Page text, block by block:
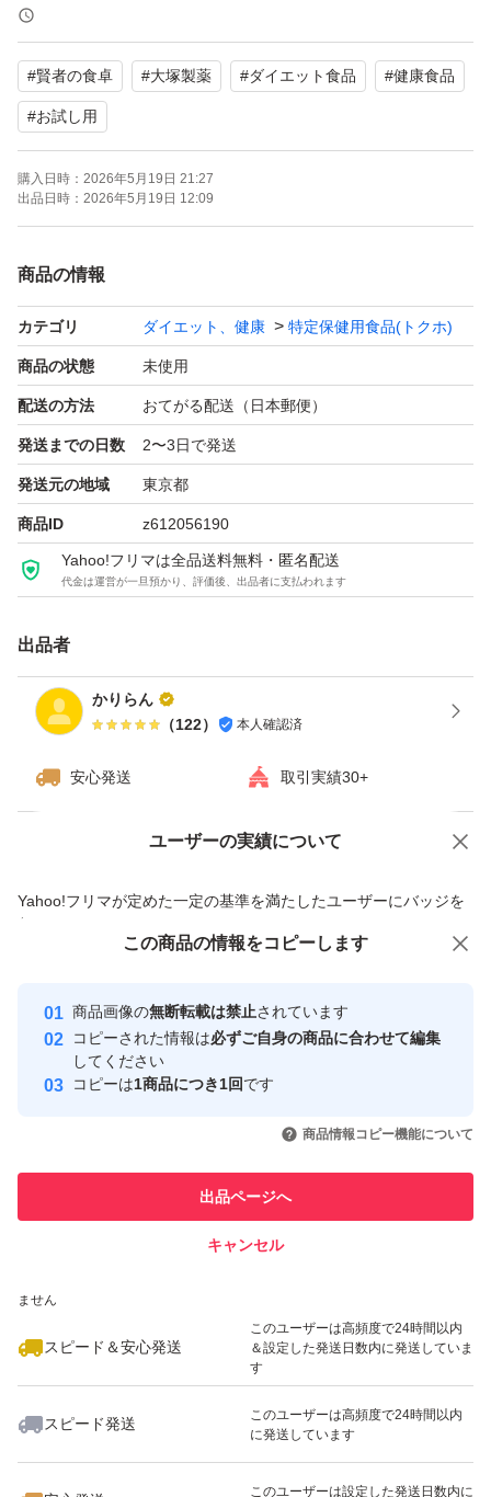
発送は、箱無しでパックして
郵便 ゆうパケットポストにて、発送いたします。
ご理解の上ご購入をお願い致します。
#賢者の食卓 #大塚製薬 #ダイエット食品 #健康食品
#お試し用
購入日時： 2026年5月19日 21:27
出品日時： 2026年5月19日 12:09
商品の情報
カテゴリ ダイエット、健康 特定保健用食品(トクホ)
商品の状態 未使用
配送の方法 おてがる配送（日本郵便）
発送までの日数 2〜3日で発送
発送元の地域 東京都
商品ID z612056190
Yahoo!フリマは全品送料無料・匿名配送
代金は運営が一旦預かり、評価後、出品者に支払われます
出品者
かりらん
（122） 本人確認済
安心発送 取引実績30+
ユーザーの実績について
Yahoo!フリマが定めた一定の基準を満たしたユーザーにバッジを
付与しています
安心取引出品者
心・安全なユーザーです
取引実績
引を完了させた実績があります
での取引実績があります
ません
スピード＆安心発送
このユーザーは高頻度で24時間以内
＆設定した発送日数内に発送していま
す
スピード発送
このユーザーは高頻度で24時間以内
に発送しています
このユーザーは設定した発送日数内に
価格の相談 商品への質問
この商品の情報をコピーします
商品画像の無断転載は禁止されています
コピーされた情報は必ずご自身の商品に合わせて編集
してください
コピーは1商品につき1回です
商品情報コピー機能について
出品ページへ
キャンセル
この商品をみている人にオススメ
いいね！
1,098